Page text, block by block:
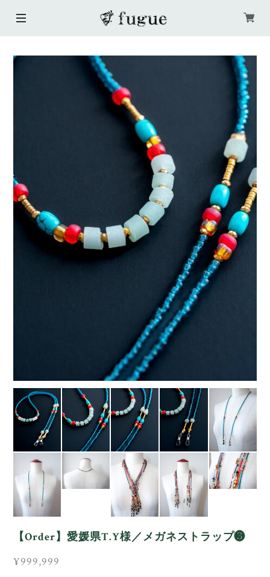
【Order】愛媛県T.Y様／メガネストラップ❸
¥999,999